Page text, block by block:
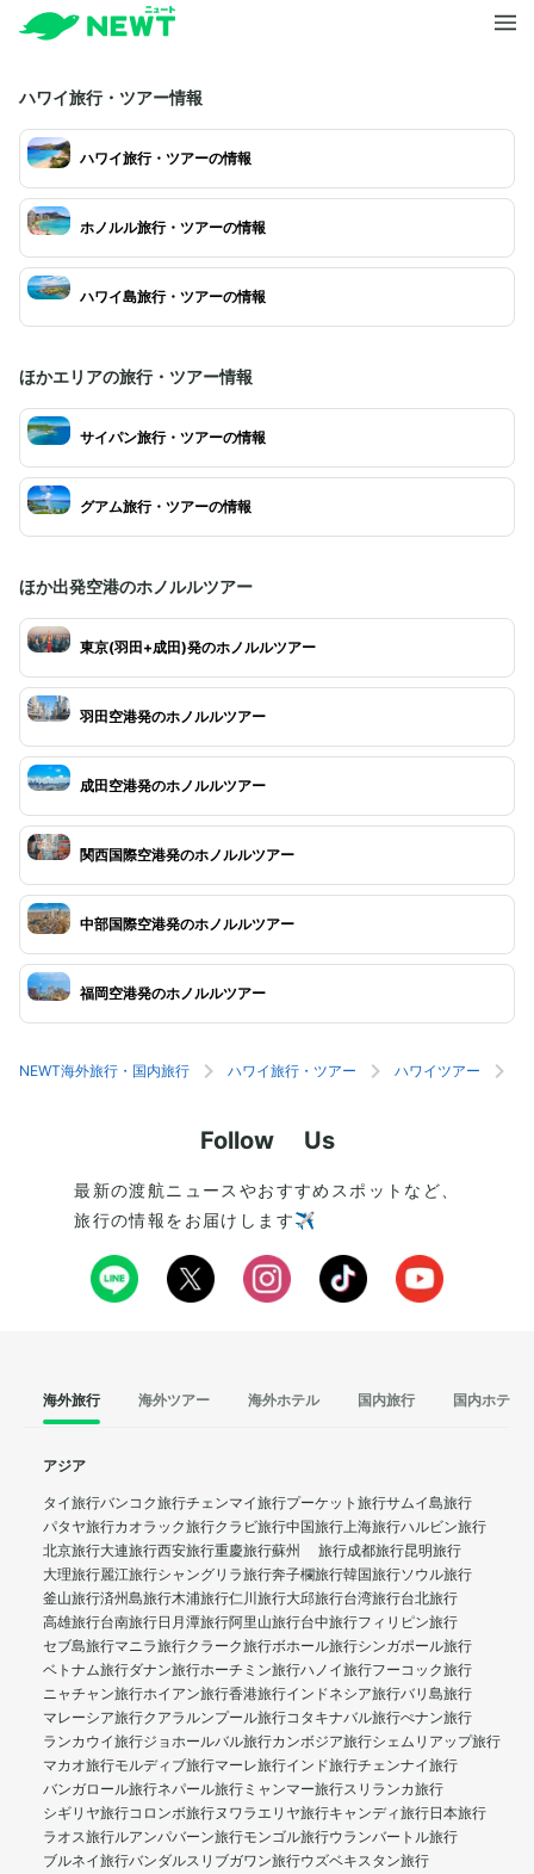
ハワイ旅行・ツアー情報
ハワイ旅行・ツアーの情報
ホノルル旅行・ツアーの情報
ハワイ島旅行・ツアーの情報
ほかエリアの旅行・ツアー情報
サイパン旅行・ツアーの情報
グアム旅行・ツアーの情報
ほか出発空港のホノルルツアー
東京(羽田+成田)発のホノルルツアー
羽田空港発のホノルルツアー
成田空港発のホノルルツアー
関西国際空港発のホノルルツアー
中部国際空港発のホノルルツアー
福岡空港発のホノルルツアー
NEWT海外旅行・国内旅行 ハワイ旅行・ツアー ハワイツアー
Follow Us
最新の渡航ニュースやおすすめスポットなど、
旅行の情報をお届けします✈️
海外旅行 海外ツアー 海外ホテル 国内旅行 国内ホテル
アジア
タイ旅行バンコク旅行チェンマイ旅行プーケット旅行サムイ島旅行
パタヤ旅行カオラック旅行クラビ旅行中国旅行上海旅行ハルビン旅行
北京旅行大連旅行西安旅行重慶旅行蘇州 旅行成都旅行昆明旅行
大理旅行麗江旅行シャングリラ旅行奔子欄旅行韓国旅行ソウル旅行
釜山旅行済州島旅行木浦旅行仁川旅行大邱旅行台湾旅行台北旅行
高雄旅行台南旅行日月潭旅行阿里山旅行台中旅行フィリピン旅行
セブ島旅行マニラ旅行クラーク旅行ボホール旅行シンガポール旅行
ベトナム旅行ダナン旅行ホーチミン旅行ハノイ旅行フーコック旅行
ニャチャン旅行ホイアン旅行香港旅行インドネシア旅行バリ島旅行
マレーシア旅行クアラルンプール旅行コタキナバル旅行ぺナン旅行
ランカウイ旅行ジョホールバル旅行カンボジア旅行シェムリアップ旅行
マカオ旅行モルディブ旅行マーレ旅行インド旅行チェンナイ旅行
バンガロール旅行ネパール旅行 ミャンマー旅行スリランカ旅行
シギリヤ旅行コロンボ旅行ヌワラエリヤ旅行キャンディ旅行日本旅行
ラオス旅行ルアンパバーン旅行モンゴル旅行ウランバートル旅行
ブルネイ旅行バンダルスリブガワン旅行ウズベキスタン旅行